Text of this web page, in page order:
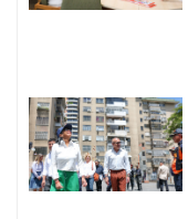
d
s